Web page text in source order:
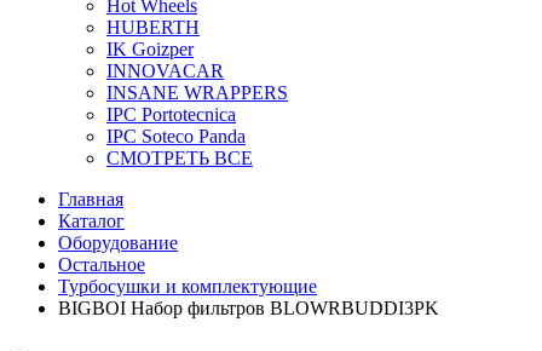
Hot Wheels
HUBERTH
IK Goizper
INNOVACAR
INSANE WRAPPERS
IPC Portotecnica
IPC Soteco Panda
СМОТРЕТЬ ВСЕ
Главная
Каталог
Оборудование
Остальное
Турбосушки и комплектующие
BIGBOI Набор фильтров BLOWRBUDDI3PK